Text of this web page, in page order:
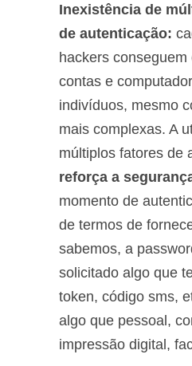
Inexistência de
de autenticação:
hackers
contas e
indivíduos, mesmo
mais complexas. A
múltiplos fatores de
reforça a
momento de
de termos de
sabemos, a
solicitado algo que
token, código sms,
algo que pessoal,
impressão digital,